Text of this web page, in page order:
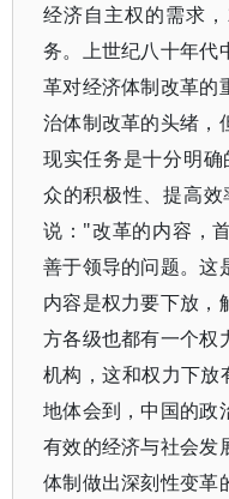
经济自主权的需求
务。上世纪八十年代
革对经济体制改革的
治体制改革的头绪，
现实任务是十分明
众的积极性、提高
说："改革的内容，
善于领导的问题。这
内容是权力要下放，
方各级也都有一个权
机构，这和权力下
地体会到，中国的政
有效的经济与社会发
体制做出深刻性变革